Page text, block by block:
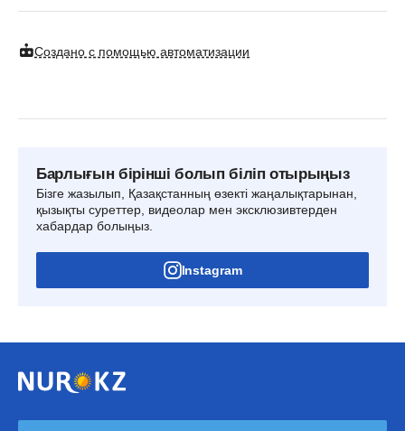
Создано с помощью автоматизации
Барлығын бірінші болып біліп отырыңыз
Бізге жазылып, Қазақстанның өзекті жаңалықтарынан,
қызықты суреттер, видеолар мен эксклюзивтерден
хабардар болыңыз.
Instagram